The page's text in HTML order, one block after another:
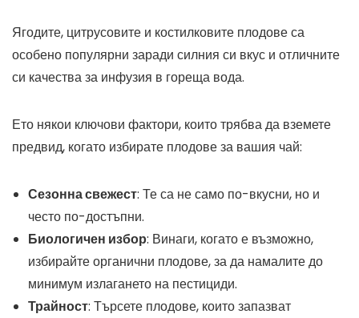
Ягодите, цитрусовите и костилковите плодове са
особено популярни заради силния си вкус и отличните
си качества за инфузия в гореща вода.
Ето някои ключови фактори, които трябва да вземете
предвид, когато избирате плодове за вашия чай:
Сезонна свежест: Те са не само по-вкусни, но и
често по-достъпни.
Биологичен избор: Винаги, когато е възможно,
избирайте органични плодове, за да намалите до
минимум излагането на пестициди.
Трайност: Търсете плодове, които запазват